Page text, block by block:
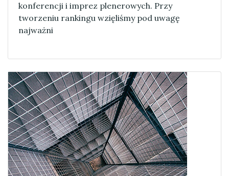
konferencji i imprez plenerowych. Przy
tworzeniu rankingu wzięliśmy pod uwagę
najważni